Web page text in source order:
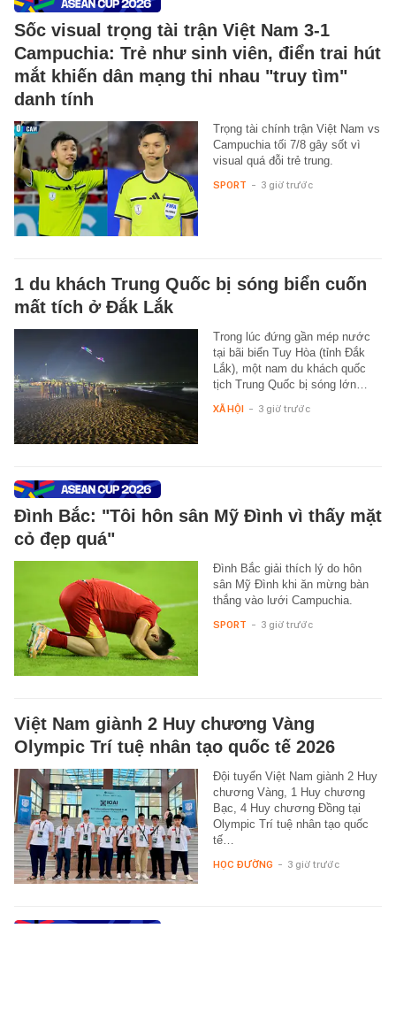
Sốc visual trọng tài trận Việt Nam 3-1
Campuchia: Trẻ như sinh viên, điển trai hút
mắt khiến dân mạng thi nhau "truy tìm"
danh tính
Trọng tài chính trận Việt Nam vs
Campuchia tối 7/8 gây sốt vì
visual quá đỗi trẻ trung.
SPORT - 3 giờ trước
1 du khách Trung Quốc bị sóng biển cuốn
mất tích ở Đắk Lắk
Trong lúc đứng gần mép nước
tại bãi biển Tuy Hòa (tỉnh Đắk
Lắk), một nam du khách quốc
tịch Trung Quốc bị sóng lớn…
XÃ HỘI - 3 giờ trước
Đình Bắc: "Tôi hôn sân Mỹ Đình vì thấy mặt
cỏ đẹp quá"
Đình Bắc giải thích lý do hôn
sân Mỹ Đình khi ăn mừng bàn
thắng vào lưới Campuchia.
SPORT - 3 giờ trước
Việt Nam giành 2 Huy chương Vàng
Olympic Trí tuệ nhân tạo quốc tế 2026
Đội tuyển Việt Nam giành 2 Huy
chương Vàng, 1 Huy chương
Bạc, 4 Huy chương Đồng tại
Olympic Trí tuệ nhân tạo quốc
tế…
HỌC ĐƯỜNG - 3 giờ trước